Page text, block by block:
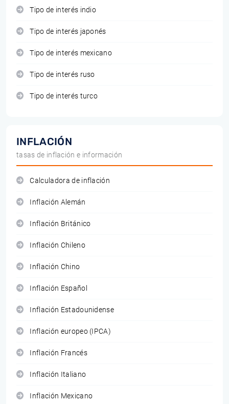
Tipo de interés indio
Tipo de interés japonés
Tipo de interés mexicano
Tipo de interés ruso
Tipo de interés turco
INFLACIÓN
tasas de inflación e información
Calculadora de inflación
Inflación Alemán
Inflación Británico
Inflación Chileno
Inflación Chino
Inflación Español
Inflación Estadounidense
Inflación europeo (IPCA)
Inflación Francés
Inflación Italiano
Inflación Mexicano